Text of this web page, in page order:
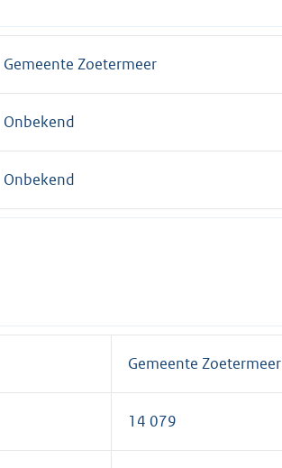
Gemeente Zoetermeer
Onbekend
Onbekend
Gemeente Zoetermeer
14 079